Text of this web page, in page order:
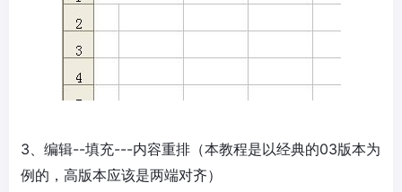
3、编辑--填充---内容重排（本教程是以经典的03版本为
例的，高版本应该是两端对齐）